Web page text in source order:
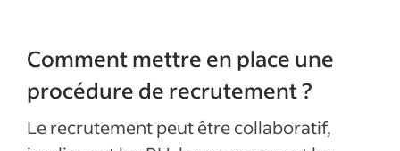
Comment mettre en place une
procédure de recrutement ?
Le recrutement peut être collaboratif,